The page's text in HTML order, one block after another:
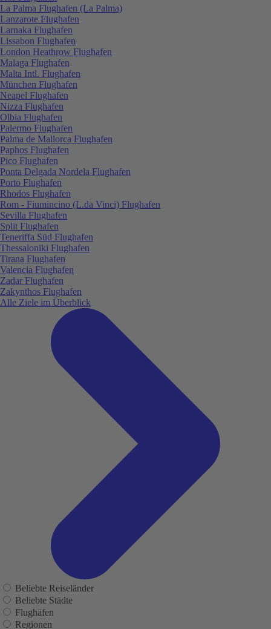
La Palma Flughafen (La Palma)
Lanzarote Flughafen
Larnaka Flughafen
Lissabon Flughafen
London Heathrow Flughafen
Malaga Flughafen
Malta Intl. Flughafen
München Flughafen
Neapel Flughafen
Nizza Flughafen
Olbia Flughafen
Palermo Flughafen
Palma de Mallorca Flughafen
Paphos Flughafen
Pico Flughafen
Ponta Delgada Nordela Flughafen
Porto Flughafen
Rhodos Flughafen
Rom - Fiumincino (L.da Vinci) Flughafen
Sevilla Flughafen
Split Flughafen
Teneriffa Süd Flughafen
Thessaloniki Flughafen
Tirana Flughafen
Valencia Flughafen
Zadar Flughafen
Zakynthos Flughafen
Alle Ziele im Überblick
Beliebte Reiseländer
Beliebte Städte
Flughäfen
Regionen